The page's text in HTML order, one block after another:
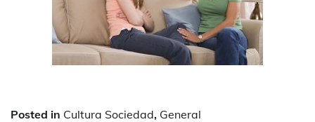
Posted in Cultura Sociedad, General